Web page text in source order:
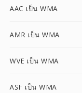
AAC เป็น WMA
AMR เป็น WMA
WVE เป็น WMA
ASF เป็น WMA